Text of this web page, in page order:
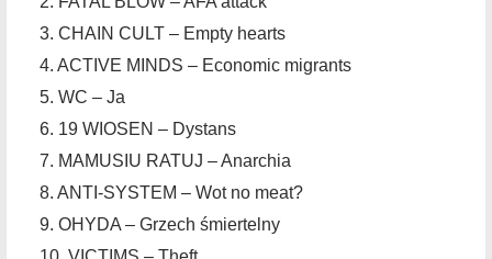
3. CHAIN CULT – Empty hearts
4. ACTIVE MINDS – Economic migrants
5. WC – Ja
6. 19 WIOSEN – Dystans
7. MAMUSIU RATUJ – Anarchia
8. ANTI-SYSTEM – Wot no meat?
9. OHYDA – Grzech śmiertelny